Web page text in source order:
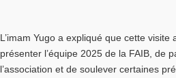
L’imam Yugo a expliqué que cette visite
présenter l’équipe 2025 de la FAIB, de
l’association et de soulever certaines